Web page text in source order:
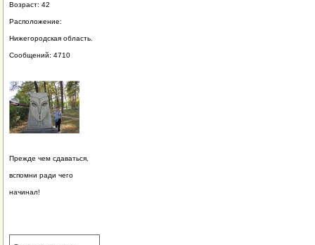
Возраст: 42
Расположение:
Нижегородская область.
Сообщений: 4710
Прежде чем сдаваться,
вспомни ради чего
начинал!